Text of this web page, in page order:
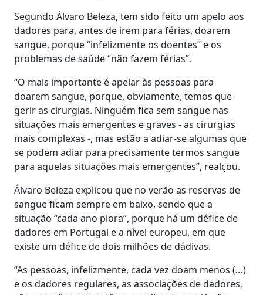
Segundo Álvaro Beleza, tem sido feito um apelo aos
dadores para, antes de irem para férias, doarem
sangue, porque “infelizmente os doentes” e os
problemas de saúde “não fazem férias”.
“O mais importante é apelar às pessoas para
doarem sangue, porque, obviamente, temos que
gerir as cirurgias. Ninguém fica sem sangue nas
situações mais emergentes e graves - as cirurgias
mais complexas -, mas estão a adiar-se algumas que
se podem adiar para precisamente termos sangue
para aquelas situações mais emergentes”, realçou.
Álvaro Beleza explicou que no verão as reservas de
sangue ficam sempre em baixo, sendo que a
situação “cada ano piora”, porque há um défice de
dadores em Portugal e a nível europeu, em que
existe um défice de dois milhões de dádivas.
“As pessoas, infelizmente, cada vez doam menos (…)
e os dadores regulares, as associações de dadores,